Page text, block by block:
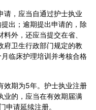
请，应当自通过护士执业
出；逾期提出申请的，除
外，还应当提交在省、
府卫生行政部门规定的教
月临床护理培训并考核合格
效期为5年。护士执业注册
业的，应当在有效期届满
申请延续注册。